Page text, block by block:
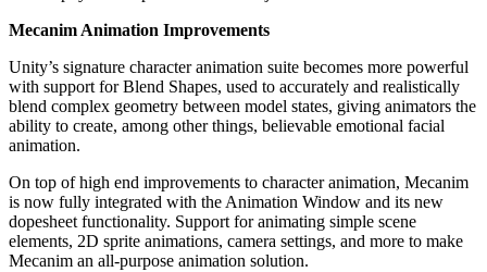
Jeux multijoueur
Simplifiez le développement de jeux multijoueurs
Mecanim Animation Improvements
Unity’s signature character animation suite becomes more powerful
with support for Blend Shapes, used to accurately and realistically
blend complex geometry between model states, giving animators the
ability to create, among other things, believable emotional facial
animation.
On top of high end improvements to character animation, Mecanim
is now fully integrated with the Animation Window and its new
dopesheet functionality. Support for animating simple scene
elements, 2D sprite animations, camera settings, and more to make
Mecanim an all-purpose animation solution.